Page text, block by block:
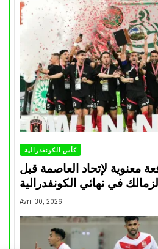
كأس الكونفدرالية
معنوية لإتحاد العاصمة قبل
في نهائي الكونفدرالية
Avril 30, 2026